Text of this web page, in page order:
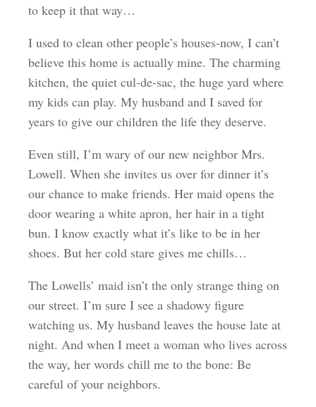
to keep it that way…
I used to clean other people’s houses-now, I can’t
believe this home is actually mine. The charming
kitchen, the quiet cul-de-sac, the huge yard where
my kids can play. My husband and I saved for
years to give our children the life they deserve.
Even still, I’m wary of our new neighbor Mrs.
Lowell. When she invites us over for dinner it’s
our chance to make friends. Her maid opens the
door wearing a white apron, her hair in a tight
bun. I know exactly what it’s like to be in her
shoes. But her cold stare gives me chills…
The Lowells’ maid isn’t the only strange thing on
our street. I’m sure I see a shadowy figure
watching us. My husband leaves the house late at
night. And when I meet a woman who lives across
the way, her words chill me to the bone: Be
careful of your neighbors.